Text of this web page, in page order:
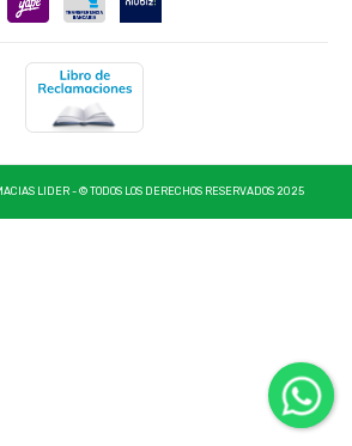
LIDER - © TODOS LOS DERECHOS RESERVADOS 2025